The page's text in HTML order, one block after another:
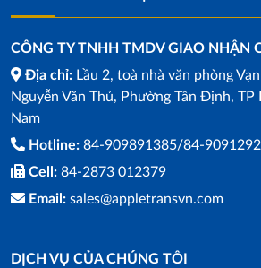
CÔNG TY TNHH TMDV GIAO NHẬN
Địa chỉ: Lầu 2, toà nhà văn phòng
Nguyễn Văn Thủ, Phường Tân Định,
Nam
Hotline: 84-909891385/84-
Cell: 84-2873 012379
Email: sales@appletransvn.com
DỊCH VỤ CỦA CHÚNG TÔI